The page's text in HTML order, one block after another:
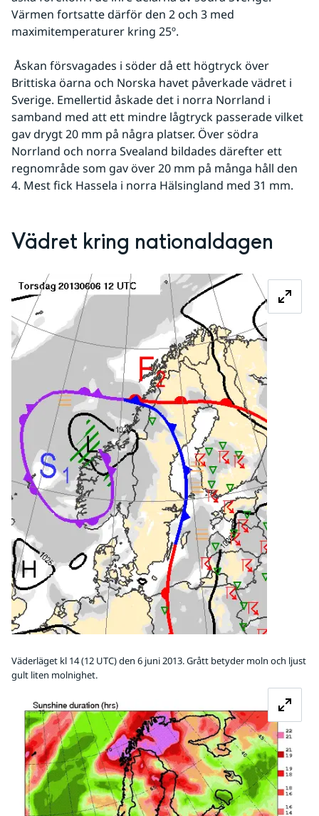
Värmen fortsatte därför den 2 och 3 med
maximitemperaturer kring 25º.
Brittiska öarna och Norska havet påverkade vädret i
Sverige. Emellertid åskade det i norra Norrland i
samband med att ett mindre lågtryck passerade vilket
gav drygt 20 mm på några platser. Över södra
Norrland och norra Svealand bildades därefter ett
regnområde som gav över 20 mm på många håll den
4. Mest fick Hassela i norra Hälsingland med 31 mm.
Vädret kring nationaldagen
Väderläget kl 14 (12 UTC) den 6 juni 2013. Grått betyder moln och ljust
gult liten molnighet.